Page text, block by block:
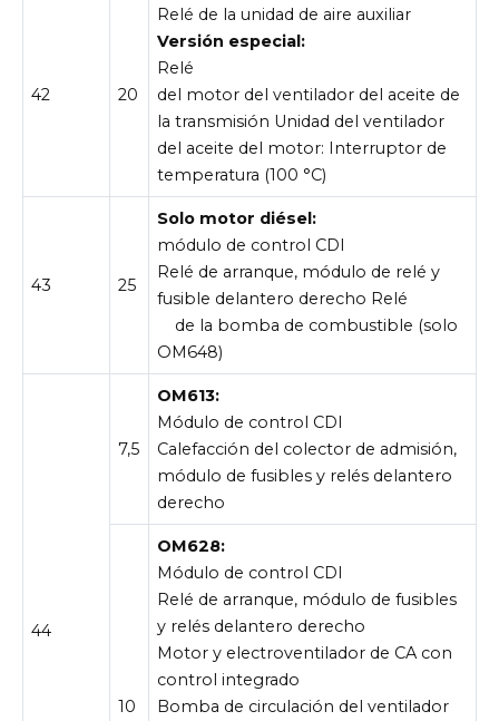
42 20
Relé de la unidad de aire auxiliar
Versión especial:
Relé
del motor del ventilador del aceite de
la transmisión Unidad del ventilador
del aceite del motor: Interruptor de
temperatura (100 °C)
43 25
Solo motor diésel:
módulo de control CDI
Relé de arranque, módulo de relé y
fusible delantero derecho Relé
de la bomba de combustible (solo
OM648)
44
7,5
OM613:
Módulo de control CDI
Calefacción del colector de admisión,
módulo de fusibles y relés delantero
derecho
10
OM628:
Módulo de control CDI
Relé de arranque, módulo de fusibles
y relés delantero derecho
Motor y electroventilador de CA con
control integrado
Bomba de circulación del ventilador